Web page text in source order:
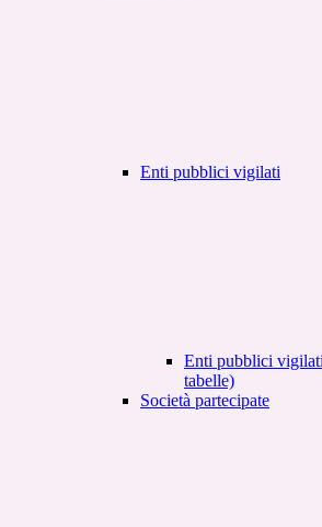
Enti pubblici vigilati
Enti pubblici
tabelle)
Società partecipate